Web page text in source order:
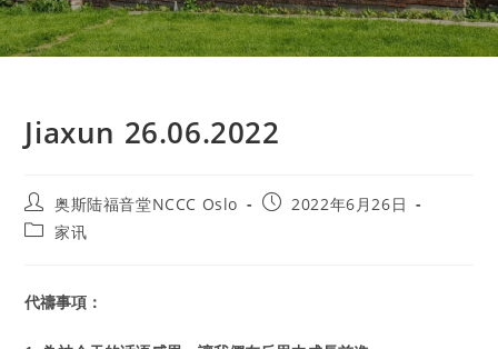
Jiaxun 26.06.2022
Post
author:
奥斯陆福音堂NCCC Oslo
Post2022年6月26日
Post家讯
代禱事項：